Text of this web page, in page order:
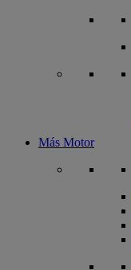
Más Motor